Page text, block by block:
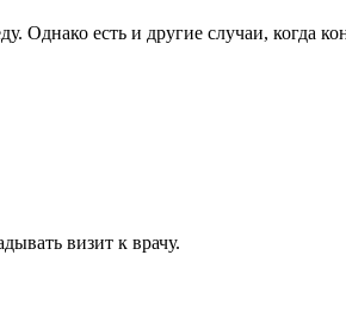
есть и другие случаи, когда
визит к врачу.